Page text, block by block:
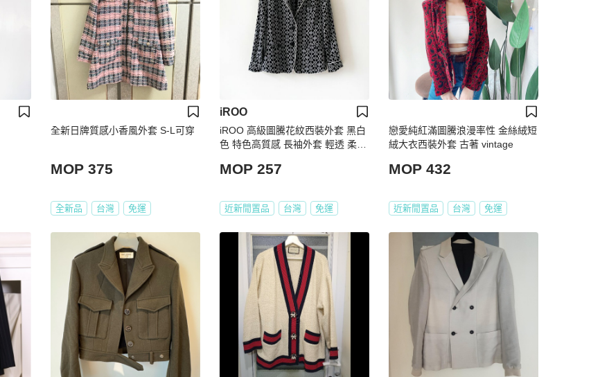
全新日牌質感小香風外套 S-L可穿
MOP 375
全新品 台灣 免運
iROO
iROO 高級圖騰花紋西裝外套 黑白
色 特色高質感 長袖外套 輕透 柔軟
衣
MOP 257
近新閒置品 台灣 免運
戀愛純紅滿圖騰浪漫率性 金絲絨短
絨大衣西裝外套 古著 vintage
MOP 432
近新閒置品 台灣 免運